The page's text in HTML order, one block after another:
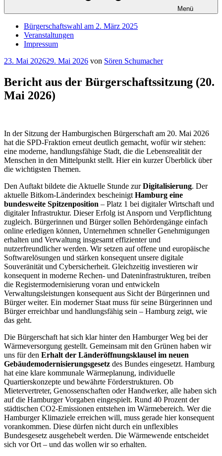
Menü
Bürgerschaftswahl am 2. März 2025
Veranstaltungen
Impressum
Veröffentlicht
23. Mai 202629. Mai 2026 von Sören Schumacher
Bericht aus der Bürgerschaftssitzung (20.
Mai 2026)
In der Sitzung der Hamburgischen Bürgerschaft am 20. Mai 2026
hat die SPD-Fraktion erneut deutlich gemacht, wofür wir stehen:
eine moderne, handlungsfähige Stadt, die die Lebensrealität der
Menschen in den Mittelpunkt stellt. Hier ein kurzer Überblick über
die wichtigsten Themen.
Den Auftakt bildete die Aktuelle Stunde zurDigitalisierung. Der
aktuelle Bitkom-Länderindex bescheinigt Hamburg eine
bundesweite Spitzenposition – Platz 1 bei digitaler Wirtschaft und
digitaler Infrastruktur. Dieser Erfolg ist Ansporn und Verpflichtung
zugleich. Bürgerinnen und Bürger sollen Behördengänge einfach
online erledigen können, Unternehmen schneller Genehmigungen
erhalten und Verwaltung insgesamt effizienter und
nutzerfreundlicher werden. Wir setzen auf offene und europäische
Softwarelösungen und stärken konsequent unsere digitale
Souveränität und Cybersicherheit. Gleichzeitig investieren wir
konsequent in moderne Rechen- und Dateninfrastrukturen, treiben
die Registermodernisierung voran und entwickeln
Verwaltungsleistungen konsequent aus Sicht der Bürgerinnen und
Bürger weiter. Ein moderner Staat muss für seine Bürgerinnen und
Bürger erreichbar und handlungsfähig sein – Hamburg zeigt, wie
das geht.
Die Bürgerschaft hat sich klar hinter den Hamburger Weg bei der
Wärmeversorgung gestellt. Gemeinsam mit den Grünen haben wir
uns für den Erhalt der Länderöffnungsklausel im neuen
Gebäudemodernisierungsgesetz des Bundes eingesetzt. Hamburg
hat eine klare kommunale Wärmeplanung, individuelle
Quartierskonzepte und bewährte Förderstrukturen. Ob
Mietervertreter, Genossenschaften oder Handwerker, alle haben sich
auf die Hamburger Vorgaben eingespielt. Rund 40 Prozent der
städtischen CO2-Emissionen entstehen im Wärmebereich. Wer die
Hamburger Klimaziele erreichen will, muss gerade hier konsequent
vorankommen. Diese dürfen nicht durch ein unflexibles
Bundesgesetz ausgehebelt werden. Die Wärmewende entscheidet
sich vor Ort – und das wollen wir so erhalten.